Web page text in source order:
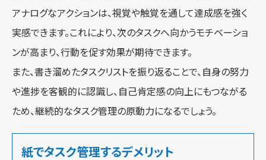
アナログなアクションは、視覚や触覚を通して達成感を強く
実感できます。これにより、次のタスクへ向かうモチベーショ
ンが高まり、行動を促す効果が期待できます。
また、書き溜めたタスクリストを振り返ることで、自身の努力
や進捗を客観的に認識し、自己肯定感の向上にもつながる
ため、継続的なタスク管理の原動力になるでしょう。
紙でタスク管理するデメリット